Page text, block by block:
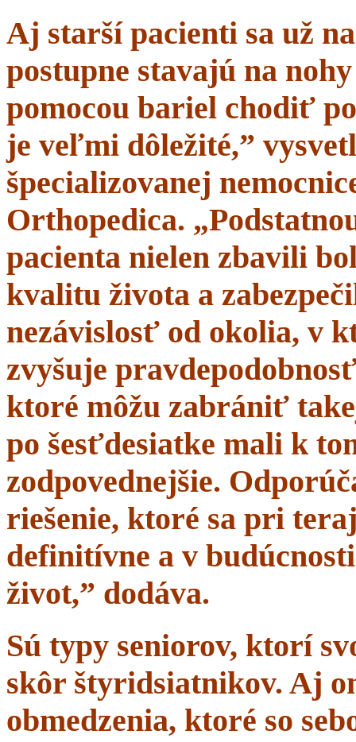
Aj starší pacienti sa už
postupne stavajú na
pomocou bariel chodiť
je veľmi dôležité,”
špecializovanej
Orthopedica.
pacienta nielen zbavili
kvalitu života a
nezávislosť od okolia, v
zvyšuje
ktoré môžu zabrániť
po šesťdesiatke mali k
zodpovednejšie.
riešenie, ktoré sa pri
definitívne a v
život,” dodáva.
Sú typy seniorov, ktorí
skôr štyridsiatnikov. Aj
obmedzenia, ktoré so